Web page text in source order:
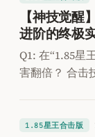
【神技觉
进阶的终极
Q1: 在“1.85星
害翻倍？ 合击
1.85星王合击版